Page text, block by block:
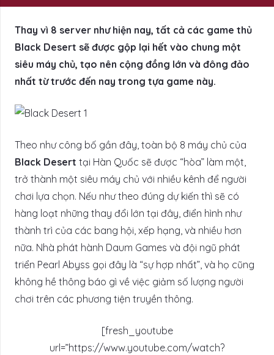
Thay vì 8 server như hiện nay, tất cả các game thủ
Black Desert sẽ được gộp lại hết vào chung một
siêu máy chủ, tạo nên cộng đồng lớn và đông đảo
nhất từ trước đến nay trong tựa game này.
Theo như công bố gần đây, toàn bộ 8 máy chủ của
Black Desert tại Hàn Quốc sẽ được “hòa” làm một,
trở thành một siêu máy chủ với nhiều kênh để người
chơi lựa chọn. Nếu như theo đúng dự kiến thì sẽ có
hàng loạt những thay đổi lớn tại đây, điển hình như
thành trì của các bang hội, xếp hạng, và nhiều hơn
nữa. Nhà phát hành Daum Games và đội ngũ phát
triển Pearl Abyss gọi đây là “sự hợp nhất”, và họ cũng
không hề thông báo gì về việc giảm số lượng người
chơi trên các phương tiện truyền thông.
[fresh_youtube
url=”https://www.youtube.com/watch?